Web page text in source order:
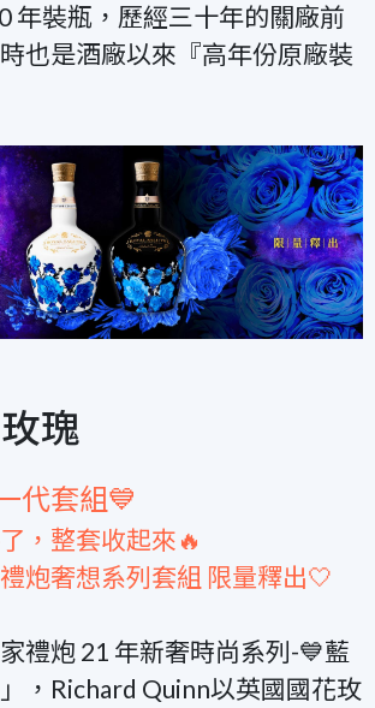
年裝瓶，歷經三十年的關廠前
也是酒廠以來『高年份原廠裝
瑰
代套組💙
，整套收起來🔥
炮奢想系列套組 限量釋出🤍
禮炮 21 年新奢時尚系列-💙藍
，Richard Quinn以英國國花玫